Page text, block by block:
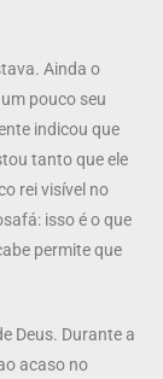
Ainda o
pouco seu
indicou que
tanto que ele
rei visível no
isso é o que
permite que
Deus. Durante a
acaso no